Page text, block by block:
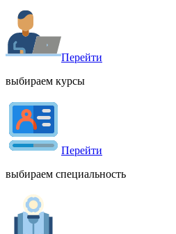
Перейти
выбираем курсы
Перейти
выбираем специальность